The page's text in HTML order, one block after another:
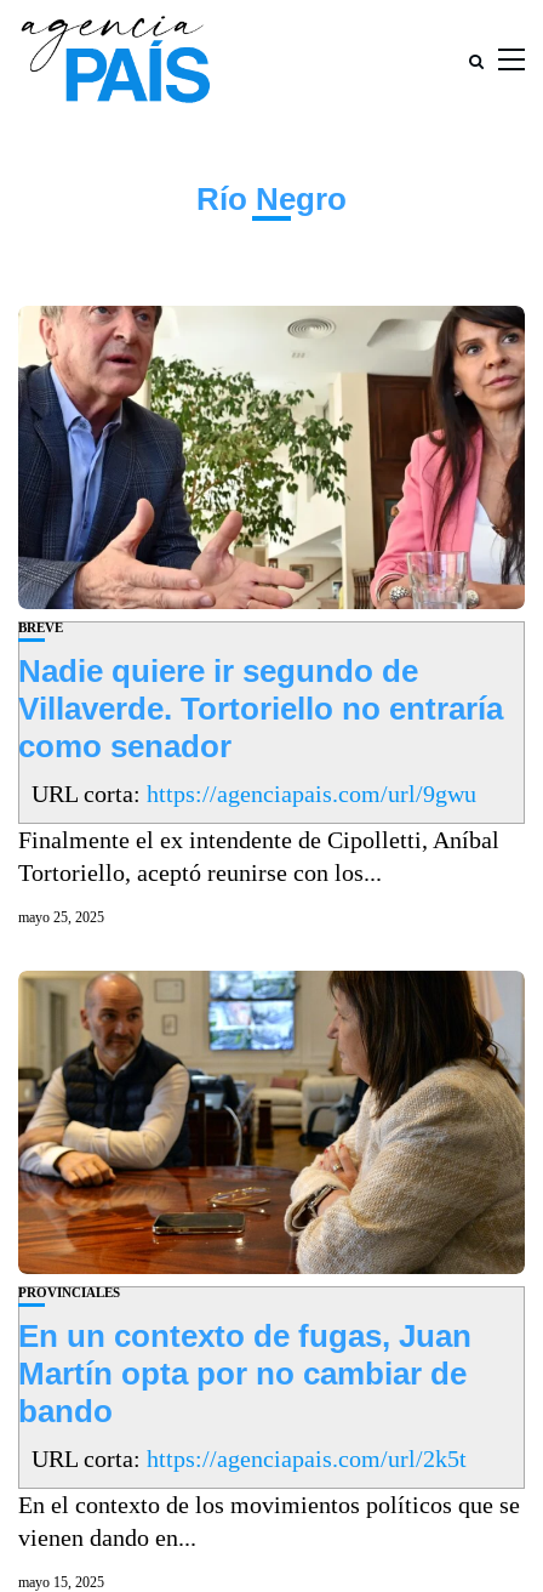
Río Negro
BREVE
Nadie quiere ir segundo de
Villaverde. Tortoriello no entraría
como senador
URL corta: https://agenciapais.com/url/9gwu
Finalmente el ex intendente de Cipolletti, Aníbal
Tortoriello, aceptó reunirse con los...
mayo 25, 2025
PROVINCIALES
En un contexto de fugas, Juan
Martín opta por no cambiar de
bando
URL corta: https://agenciapais.com/url/2k5t
En el contexto de los movimientos políticos que se
vienen dando en...
mayo 15, 2025